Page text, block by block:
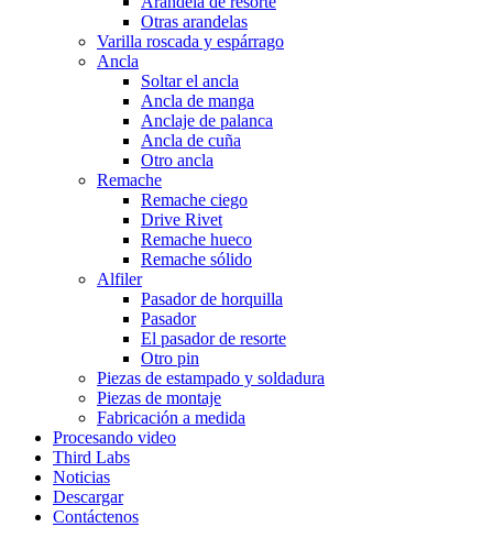
Otras arandelas
Varilla roscada y espárrago
Ancla
Soltar el ancla
Ancla de manga
Anclaje de palanca
Ancla de cuña
Otro ancla
Remache
Remache ciego
Drive Rivet
Remache hueco
Remache sólido
Alfiler
Pasador de horquilla
Pasador
El pasador de resorte
Otro pin
Piezas de estampado y soldadura
Piezas de montaje
Fabricación a medida
Procesando video
Third Labs
Noticias
Descargar
Contáctenos